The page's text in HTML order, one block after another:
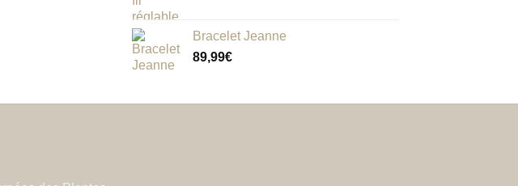
Bracelet Jeanne
89,99€